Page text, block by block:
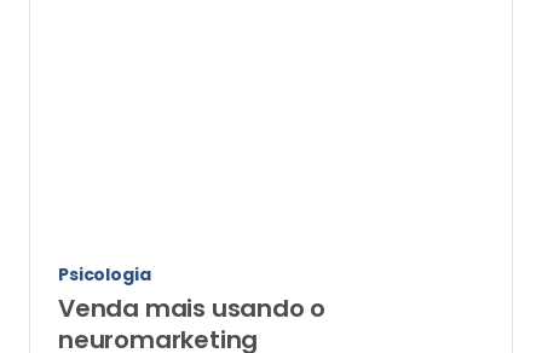
neuromarketing